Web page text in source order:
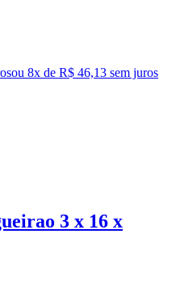
ou 8x de R$ 46,13 sem juros
3 x 16 x